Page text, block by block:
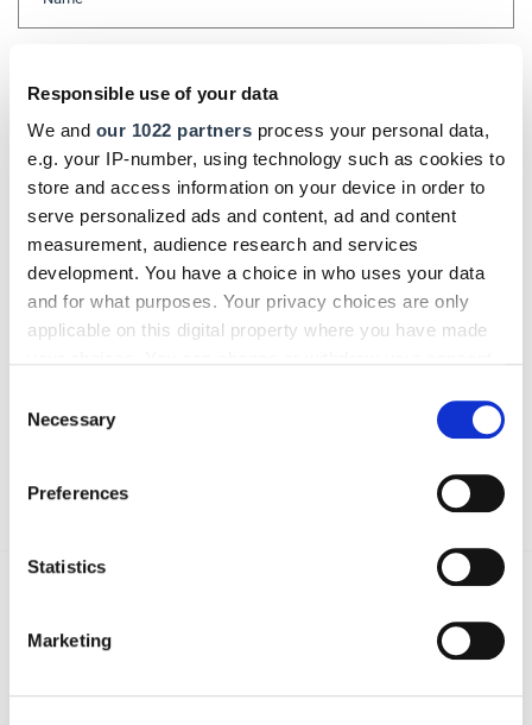
Responsible use of your data
We and our 1022 partners process your personal data,
e.g. your IP-number, using technology such as cookies to
store and access information on your device in order to
serve personalized ads and content, ad and content
measurement, audience research and services
development. You have a choice in who uses your data
and for what purposes. Your privacy choices are only
applicable on this digital property where you have made
the Privacy trigger icon.
Collect information about your geographical location
Identify your device by actively scanning it for
Find out more about how your personal data is processed
and set your preferences in the
Selection
Necessary
Preferences
Statistics
Marketing
Kommentar
Bitte geben Sie "Kommentar" rückwärts ein.